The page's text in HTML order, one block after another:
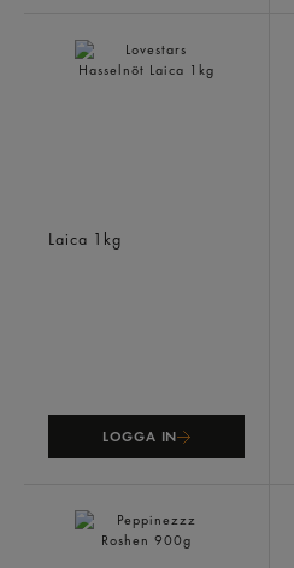
Laica 1kg
LOGGA IN